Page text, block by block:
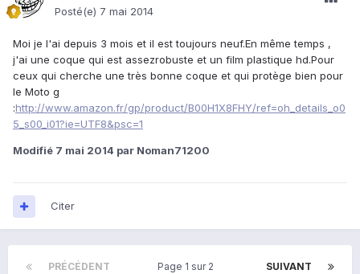
Posté(e) 7 mai 2014
Moi je l'ai depuis 3 mois et il est toujours neuf.En même temps ,
j'ai une coque qui est assezrobuste et un film plastique hd.Pour
ceux qui cherche une très bonne coque et qui protège bien pour
le Moto g
:http://www.amazon.fr/gp/product/B00H1X8FHY/ref=oh_details_o0
5_s00_i01?ie=UTF8&psc=1
Modifié 7 mai 2014 par Noman71200
Citer
PRÉCÉDENT SUIVANT
Page 1 sur 2